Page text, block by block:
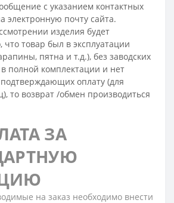
с указанием контактных
электронную почту сайта.
изделия будет
что товар был в эксплуатации
пятна и т.д.), без заводских
в полной комплектации и нет
оплату (для
то возврат /обмен производиться
ЗА
на заказ необходимо внести